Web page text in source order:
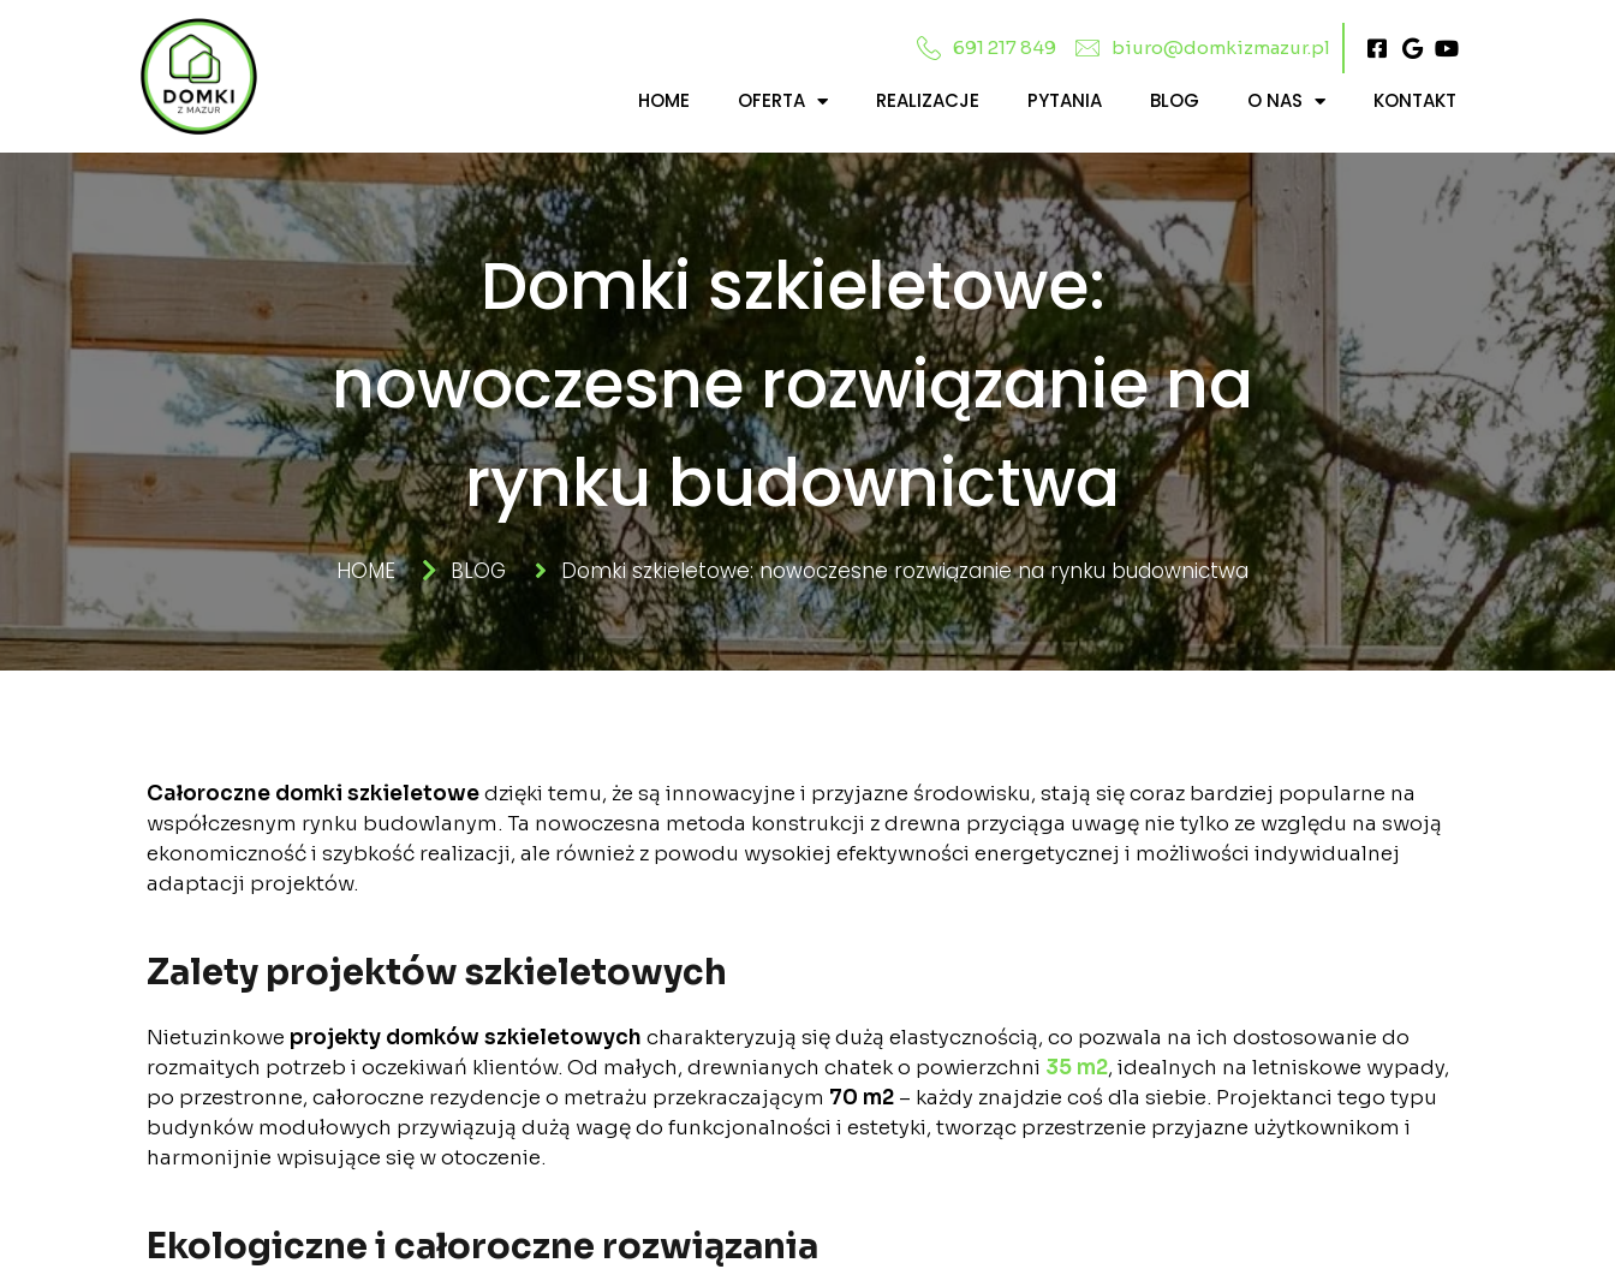
691 217 849 biuro@domkizmazur.pl
HOME OFERTA REALIZACJE PYTANIA BLOG O NAS KONTAKT
Domki szkieletowe:
nowoczesne rozwiązanie na
rynku budownictwa
HOME BLOG Domki szkieletowe: nowoczesne rozwiązanie na rynku budownictwa
Całoroczne domki szkieletowedzięki temu, że są innowacyjne i przyjazne środowisku, stają się coraz bardziej popularne na
współczesnym rynku budowlanym. Ta nowoczesna metoda konstrukcji z drewna przyciąga uwagę nie tylko ze względu na swoją
ekonomiczność i szybkość realizacji, ale również z powodu wysokiej efektywności energetycznej i możliwości indywidualnej
adaptacji projektów.
Zalety projektów szkieletowych
Nietuzinkowe projekty domków szkieletowych charakteryzują się dużą elastycznością, co pozwala na ich dostosowanie do
rozmaitych potrzeb i oczekiwań klientów. Od małych, drewnianych chatek o powierzchni 35 m2, idealnych na letniskowe wypady,
po przestronne, całoroczne rezydencje o metrażu przekraczającym 70 m2 – każdy znajdzie coś dla siebie. Projektanci tego typu
budynków modułowych przywiązują dużą wagę do funkcjonalności i estetyki, tworząc przestrzenie przyjazne użytkownikom i
harmonijnie wpisujące się w otoczenie.
Ekologiczne i całoroczne rozwiązania